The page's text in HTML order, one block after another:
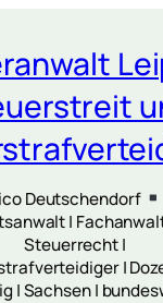
Deutschendorf
|
Steuerrecht |
|
| Sachsen |